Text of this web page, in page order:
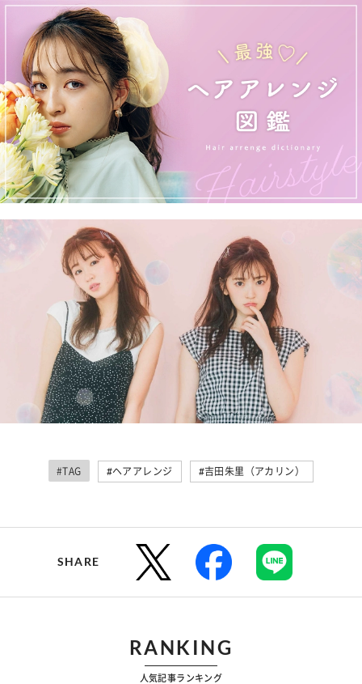
#TAG #ヘアアレンジ #吉田朱里（アカリン）
SHARE
RANKING
人気記事ランキング